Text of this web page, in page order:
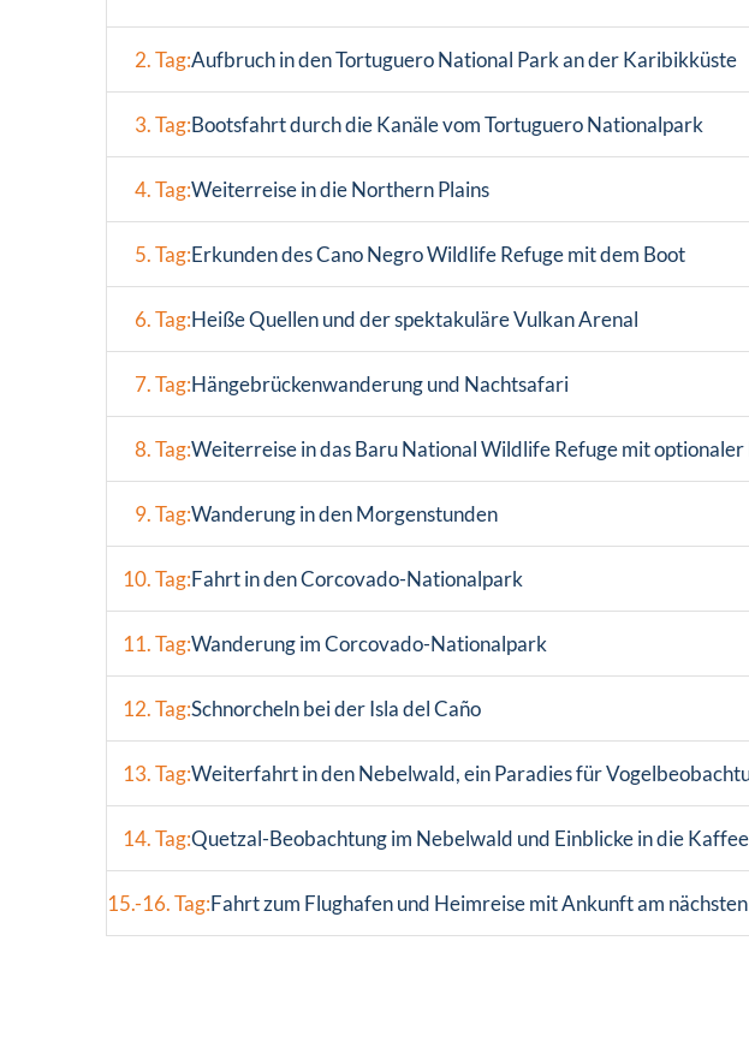
2. Tag:Aufbruch in den Tortuguero National Park an der Karibikküste
3. Tag:Bootsfahrt durch die Kanäle vom Tortuguero Nationalpark
4. Tag:Weiterreise in die Northern Plains
5. Tag:Erkunden des Cano Negro Wildlife Refuge mit dem Boot
6. Tag:Heiße Quellen und der spektakuläre Vulkan Arenal
7. Tag:Hängebrückenwanderung und Nachtsafari
8. Tag:Weiterreise in das Baru National Wildlife Refuge mit
9. Tag:Wanderung in den Morgenstunden
10. Tag:Fahrt in den Corcovado-Nationalpark
11. Tag:Wanderung im Corcovado-Nationalpark
12. Tag:Schnorcheln bei der Isla del Caño
13. Tag:Weiterfahrt in den Nebelwald, ein Paradies für
14. Tag:Quetzal-Beobachtung im Nebelwald und Einblicke in die
15.-16. Tag:Fahrt zum Flughafen und Heimreise mit Ankunft am nächsten